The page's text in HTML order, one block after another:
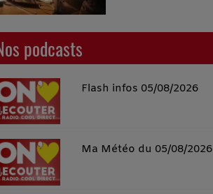
podcasts
Flash infos 05/08/2026
Ma Météo du 05/08/2026